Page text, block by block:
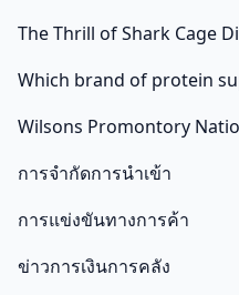
The Thrill of Shark Cage
Which brand of protein
Wilsons Promontory
การจำกัดการนำเข้า
การแข่งขันทางการค้า
ข่าวการเงินการคลัง